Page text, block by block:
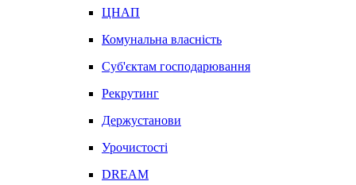
ЦНАП
Комунальна власність
Суб'єктам господарювання
Рекрутинг
Держустанови
Урочистості
DREAM